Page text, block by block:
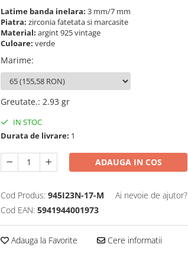
Latime banda inelara: 3 mm/7 mm
Piatra: zirconia fatetata si marcasite
Material: argint 925 vintage
Culoare: verde
Marime:
Greutate.: 2.93 gr
IN STOC
Durata de livrare: 1
ADAUGA IN COS
Cod Produs: 945I23N-17-M Ai nevoie de ajutor?
Cod EAN: 5941944001973
Adauga la Favorite Cere informatii